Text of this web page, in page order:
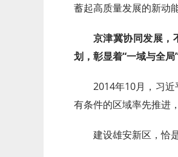
蓄起高质量发展的新动能
京津冀协同发展，
划，彰显着“一域与全局
2014年10月，习
有条件的区域率先推进
建设雄安新区，恰